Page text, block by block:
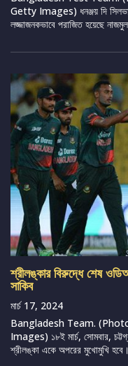
Getty Images) ধনঞ্জয় দি সিলভার
লজ্জাজনকভাবে পরাজিত হয়েছে
শ্রীলঙ্কার বিরুদ্ধে শেষ
সাকিব
মার্চ 17, 2024
Bangladesh Team.
Images) ১৮ই মার্চ, সোমবার,
শ্রীলঙ্কা একে অপরের মুখোমুখি